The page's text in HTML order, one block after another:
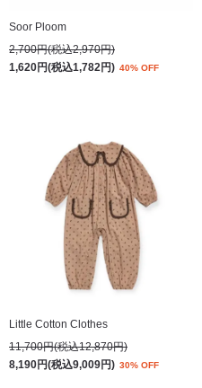
Soor Ploom
2,700円(税込2,970円)
1,620円(税込1,782円) 40% OFF
Little Cotton Clothes
11,700円(税込12,870円)
8,190円(税込9,009円) 30% OFF